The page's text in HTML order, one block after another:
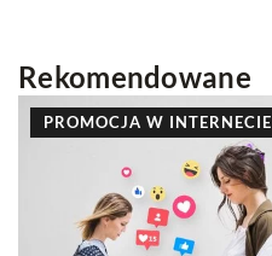
Rekomendowane
PROMOCJA W INTERNECIE